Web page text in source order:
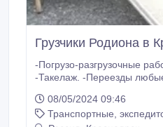
Грузчики Родиона в
-Погрузо-разгрузочные
-Такелаж. -Переезды любые
объектах. -Ребята
аккуратные, физические сильные, не алкоголики и
08/05/2024 09:46
Транспортные,